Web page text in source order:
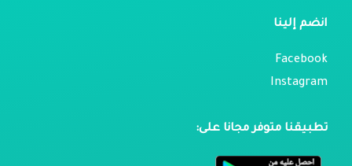
انضم إلينا
Facebook
Instagram
تطبيقنا متوفر مجانا على: